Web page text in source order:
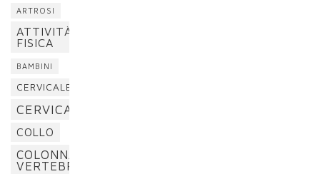
ARTROSI
ATTIVITÀ
FISICA
BAMBINI
CERVICALE
CERVICALGIA
COLLO
COLONNA
VERTEBRALE